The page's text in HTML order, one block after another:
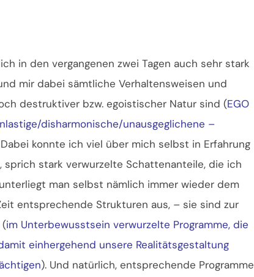
in den vergangenen zwei Tagen auch sehr stark
mir dabei sämtliche Verhaltensweisen und
destruktiver bzw. egoistischer Natur sind (EGO
disharmonische/unausgeglichene –
Dabei konnte ich viel über mich selbst in Erfahrung
stark verwurzelte Schattenanteile, die ich
man selbst nämlich immer wieder dem
entsprechende Strukturen aus, – sie sind zur
im Unterbewusstsein verwurzelte Programme, die
einhergehend unsere Realitätsgestaltung
). Und natürlich, entsprechende Programme